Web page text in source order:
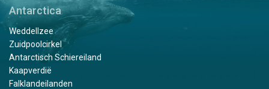
Antarctica
Weddellzee
Zuidpoolcirkel
Antarctisch Schiereiland
Kaapverdië
Falklandeilanden